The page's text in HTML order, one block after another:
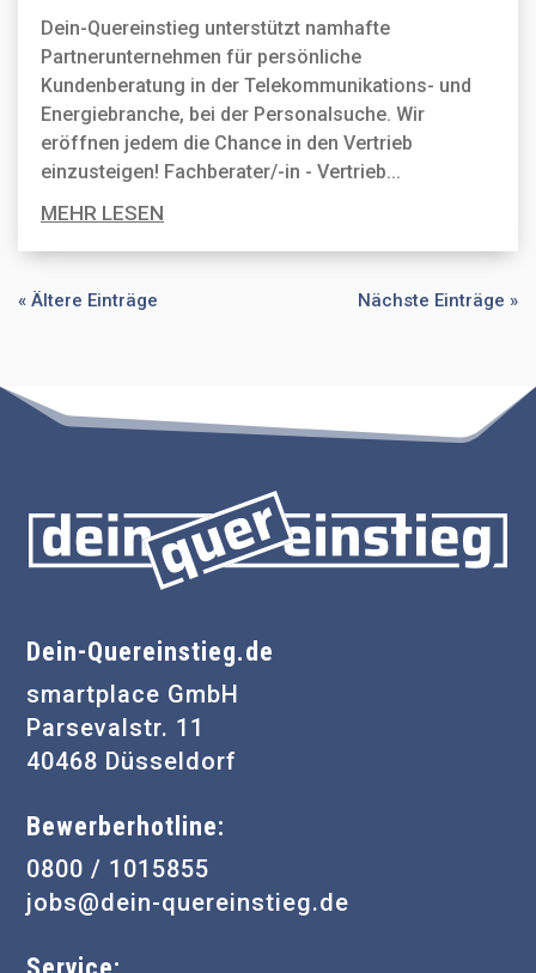
Dein-Quereinstieg unterstützt namhafte
Partnerunternehmen für persönliche
Kundenberatung in der Telekommunikations- und
Energiebranche, bei der Personal­suche. Wir
eröffnen jedem die Chance in den Vertrieb
einzusteigen! Fachberater/-in - Vertrieb...
MEHR LESEN
« Ältere Einträge Nächste Einträge »
Dein-Quereinstieg.de
smartplace GmbH
Parsevalstr. 11
40468 Düsseldorf
Bewerberhotline:
0800 / 1015855
jobs@dein-quereinstieg.de